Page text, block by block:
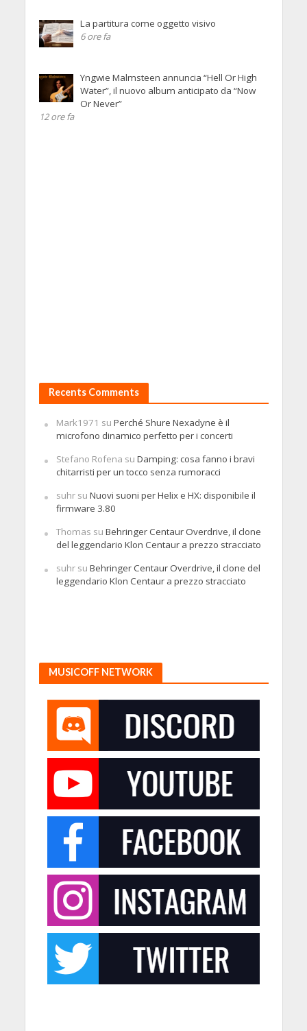
La partitura come oggetto visivo
6 ore fa
Yngwie Malmsteen annuncia “Hell Or High
Water”, il nuovo album anticipato da “Now
Or Never”
12 ore fa
Recents Comments
Mark1971 su Perché Shure Nexadyne è il
microfono dinamico perfetto per i concerti
Stefano Rofena su Damping: cosa fanno i bravi
chitarristi per un tocco senza rumoracci
suhrsu Nuovi suoni per Helix e HX: disponibile il
firmware 3.80
Thomas su Behringer Centaur Overdrive, il clone
del leggendario Klon Centaur a prezzo stracciato
suhrsu Behringer Centaur Overdrive, il clone del
leggendario Klon Centaur a prezzo stracciato
MUSICOFF NETWORK